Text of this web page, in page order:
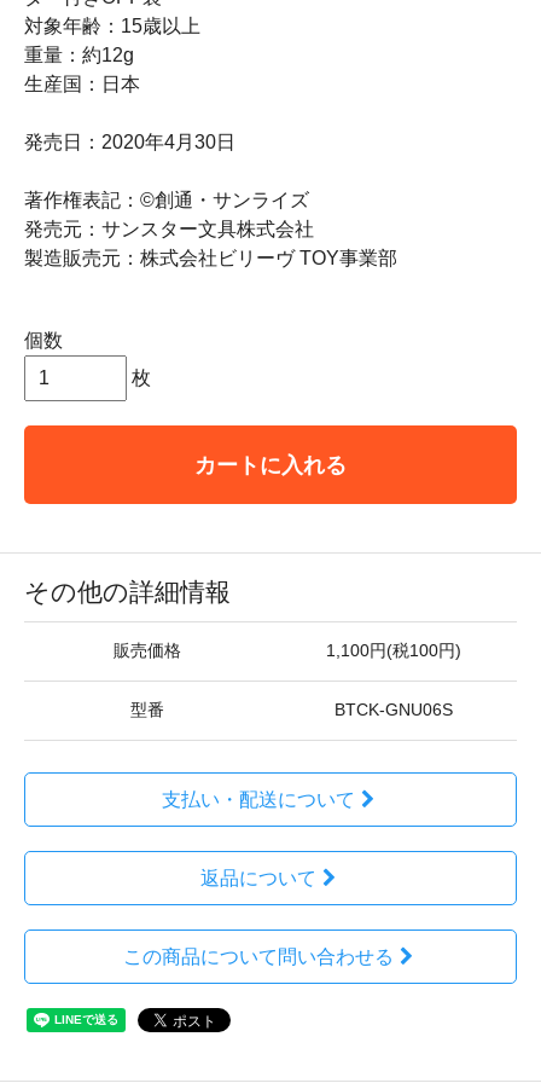
対象年齢：15歳以上
重量：約12g
生産国：日本
発売日：2020年4月30日
著作権表記：©創通・サンライズ
発売元：サンスター文具株式会社
製造販売元：株式会社ビリーヴ TOY事業部
個数
枚
カートに入れる
その他の詳細情報
販売価格 1,100円(税100円)
型番 BTCK-GNU06S
支払い・配送について
返品について
この商品について問い合わせる